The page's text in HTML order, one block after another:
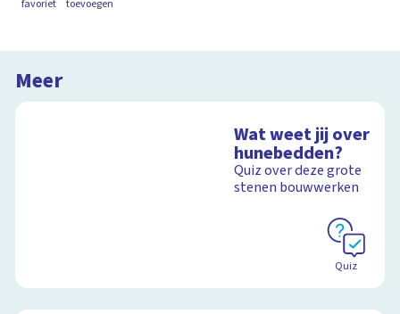
favoriet toevoegen
Meer
Wat weet jij over
hunebedden?
Quiz over deze grote
stenen bouwwerken
Quiz